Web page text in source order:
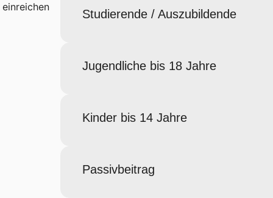
Studierende / Auszubildende
Jugendliche bis 18 Jahre
Kinder bis 14 Jahre
Passivbeitrag